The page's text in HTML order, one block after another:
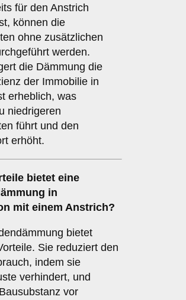
für den Anstrich
können die
ohne zusätzlichen
werden.
die Dämmung die
der Immobilie in
erheblich, was
niedrigeren
führt und den
erhöht.
bietet eine
in
mit einem Anstrich?
bietet
Sie reduziert den
indem sie
verhindert, und
vor